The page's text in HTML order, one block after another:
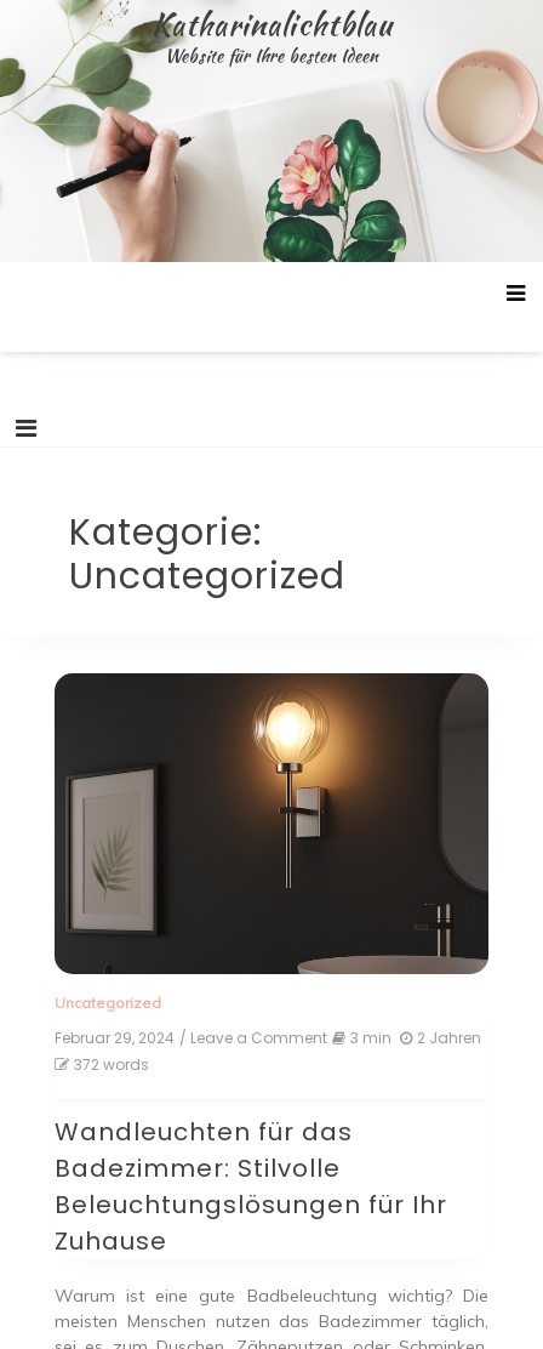
content
Katharinalichtblau
Website für Ihre besten Ideen
Kategorie:
Uncategorized
Uncategorized
Februar 29, 2024 / Leave a Commenton
Badezimmer:
Beleuchtungslösungen
Ihr
3 min
2 Jahren
372 words
Wandleuchten für das
Badezimmer: Stilvolle
Beleuchtungslösungen für Ihr
Zuhause
Warum ist eine gute Badbeleuchtung wichtig? Die
meisten Menschen nutzen das Badezimmer täglich,